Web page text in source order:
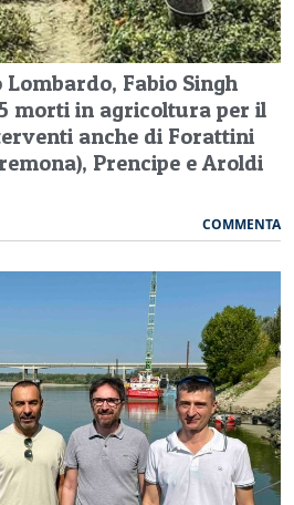
Fabio Singh
morti in agricoltura per il
anche di Forattini
Prencipe e Aroldi
COMMENTA